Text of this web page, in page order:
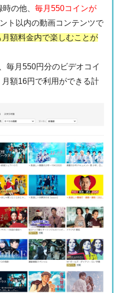
の他、 毎月550コインが
ト以内の動画コンテンツで
額料金内で楽しむことが
毎月550円分のビデオコイ
額16円で利用ができる計